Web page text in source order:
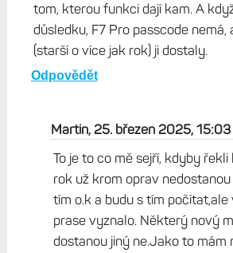
tom, kterou funkci dají kam. A
důsledku, F7 Pro passcode
(starší o více jak rok) ji dostaly.
Odpovědět
Martin, 25. březen 2025, 15:03
To je to co mě sejří, kdyby
rok už krom oprav
tím o.k a budu s tím
prase vyznalo. Některý nový
dostanou jiný ne.Jako to mám